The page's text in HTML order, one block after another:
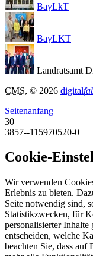
BayLkT
BayLKT
Landratsamt
CMS, © 2026 digital
Seitenanfang
30
3857--115970520-0
Cookie-
Wir verwenden
Erlebnis zu bieten.
Seite notwendig sind,
Statistikzwecken, für
personalisierter Inhalte
entscheiden, welche
beachten Sie, dass